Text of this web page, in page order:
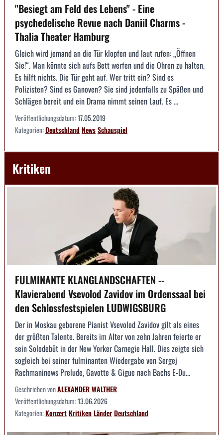
"Besiegt am Feld des Lebens" - Eine
psychedelische Revue nach Daniil Charms -
Thalia Theater Hamburg
Gleich wird jemand an die Tür klopfen und laut rufen: „Öffnen
Sie!“. Man könnte sich aufs Bett werfen und die Ohren zu halten.
Es hilft nichts. Die Tür geht auf. Wer tritt ein? Sind es
Polizisten? Sind es Ganoven? Sie sind jedenfalls zu Späßen und
Schlägen bereit und ein Drama nimmt seinen Lauf. Es ...
Veröffentlichungsdatum:17.05.2019
Kategorien:DeutschlandNewsSchauspiel
Kritiken
FULMINANTE KLANGLANDSCHAFTEN --
Klavierabend Vsevolod Zavidov im Ordenssaal bei
den Schlossfestspielen LUDWIGSBURG
Der in Moskau geborene Pianist Vsevolod Zavidov gilt als eines
der größten Talente. Bereits im Alter von zehn Jahren feierte er
sein Solodebüt in der New Yorker Carnegie Hall. Dies zeigte sich
sogleich bei seiner fulminanten Wiedergabe von Sergej
Rachmaninows Prelude, Gavotte & Gigue nach Bachs E-Du...
Geschrieben vonALEXANDER WALTHER
Veröffentlichungsdatum:13.06.2026
Kategorien:KonzertKritikenLänderDeutschland